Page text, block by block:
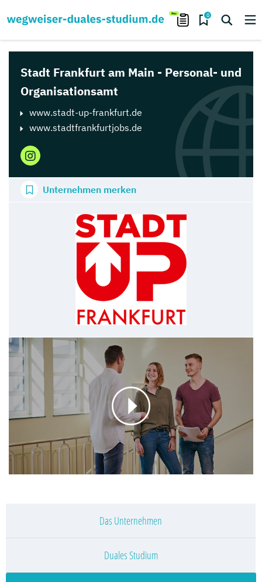
0
Stadt Frankfurt am Main - Personal- und
Organisationsamt
www.stadt-up-frankfurt.de
www.stadtfrankfurtjobs.de
Unternehmen merken
Das Unternehmen
Duales Studium